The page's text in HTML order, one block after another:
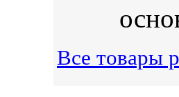
Все товары